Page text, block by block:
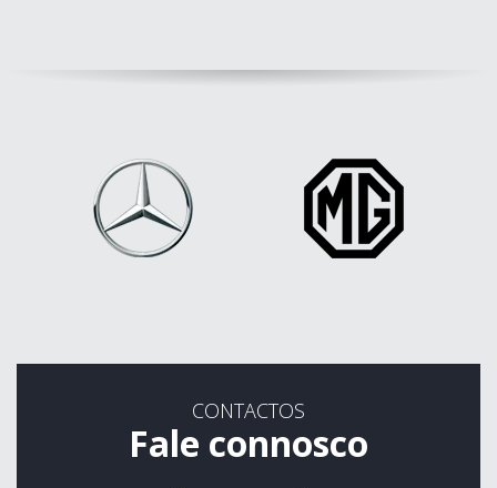
CONTACTOS
Fale connosco